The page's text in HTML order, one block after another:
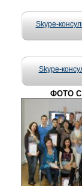
Skype-
Skype-
ФОТО С